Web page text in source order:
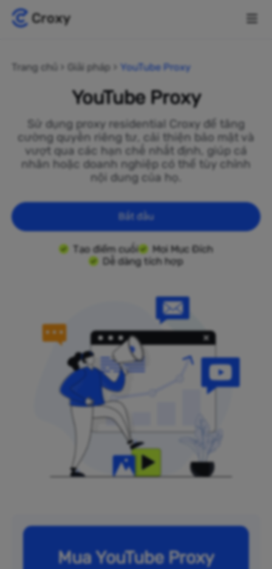
Trang chủ Giải pháp YouTube Proxy
YouTube Proxy
Sử dụng proxy residential Croxy để tăng
cường quyền riêng tư, cải thiện bảo mật và
vượt qua các hạn chế nhất định, giúp cá
nhân hoặc doanh nghiệp có thể tùy chỉnh
nội dung của họ.
Bắt đầu
Tạo điểm cuối
Mọi Mục Đích
Dễ dàng tích hợp
Mua YouTube Proxy